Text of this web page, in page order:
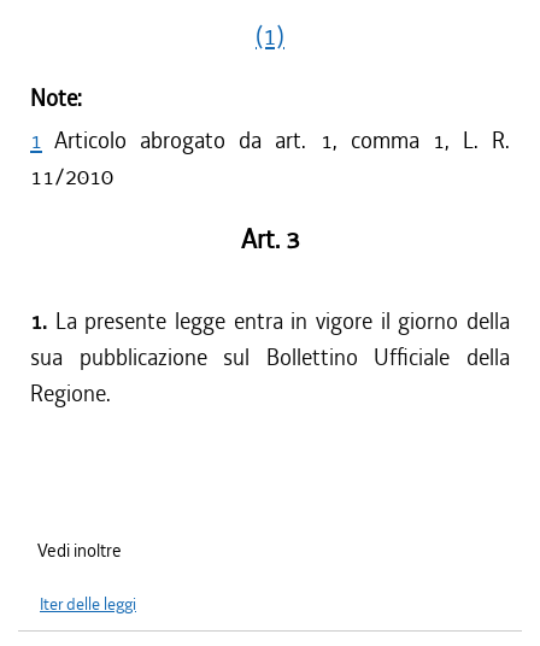
(1)
Note:
1 Articolo abrogato da art. 1, comma 1, L. R.
11/2010
Art. 3
1. La presente legge entra in vigore il giorno della
sua pubblicazione sul Bollettino Ufficiale della
Regione.
Vedi inoltre
Iter delle leggi